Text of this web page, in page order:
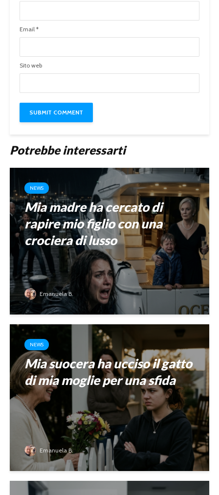
Email *
Sito web
Potrebbe interessarti
NEWS
Mia madre ha cercato di
rapire mio figlio con una
crociera di lusso
Emanuela B.
NEWS
Mia suocera ha ucciso il gatto
di mia moglie per una sfida
Emanuela B.